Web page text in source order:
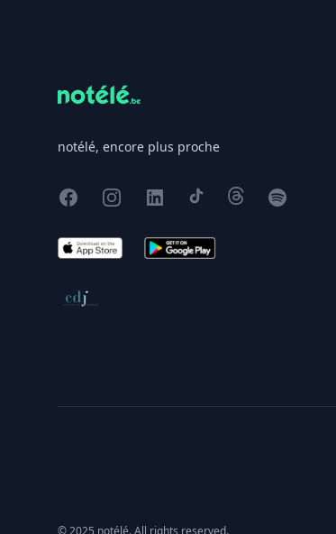
notélé, encore plus proche
FacebookInstagram
X TikTokThreadsSpotify
App Store Google Play
Conseil de déontologie journalistique
© 2025 notélé. All rights reserved.